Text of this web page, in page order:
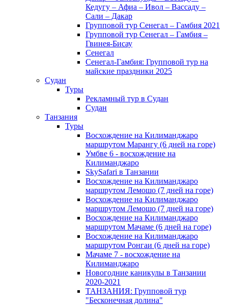
Кедугу – Афиа – Ивол – Вассаду –
Сали – Дакар
Групповой тур Сенегал – Гамбия 2021
Групповой тур Сенегал – Гамбия –
Гвинея-Бисау
Сенегал
Сенегал-Гамбия: Групповой тур на
майские праздники 2025
Судан
Туры
Рекламный тур в Cудан
Cудан
Танзания
Туры
Восхождение на Килиманджаро
маршрутом Марангу (6 дней на горе)
Умбве 6 - восхождение на
Килиманджаро
SkySafari в Танзании
Восхождение на Килиманджаро
маршрутом Лемошо (7 дней на горе)
Восхождение на Килиманджаро
маршрутом Лемошо (7 дней на горе)
Восхождение на Килиманджаро
маршрутом Мачаме (6 дней на горе)
Восхождение на Килиманджаро
маршрутом Ронгаи (6 дней на горе)
Мачаме 7 - восхождение на
Килиманджаро
Новогодние каникулы в Танзании
2020-2021
ТАНЗАНИЯ: Групповой тур
"Бесконечная долина"